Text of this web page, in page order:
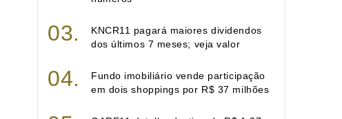
KNCR11 pagará maiores dividendos
dos últimos 7 meses; veja valor
Fundo imobiliário vende participação
em dois shoppings por R$ 37 milhões